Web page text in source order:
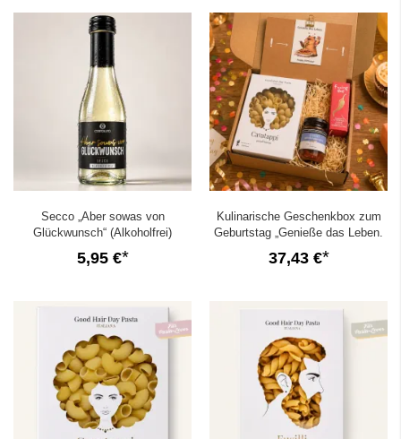
Secco „Aber sowas von
Glückwunsch“ (Alkoholfrei)
5,95 €
Kulinarische Geschenkbox zum
Geburtstag „Genieße das Leben.
Happy Birthday!“ (Set 3)
37,43 €